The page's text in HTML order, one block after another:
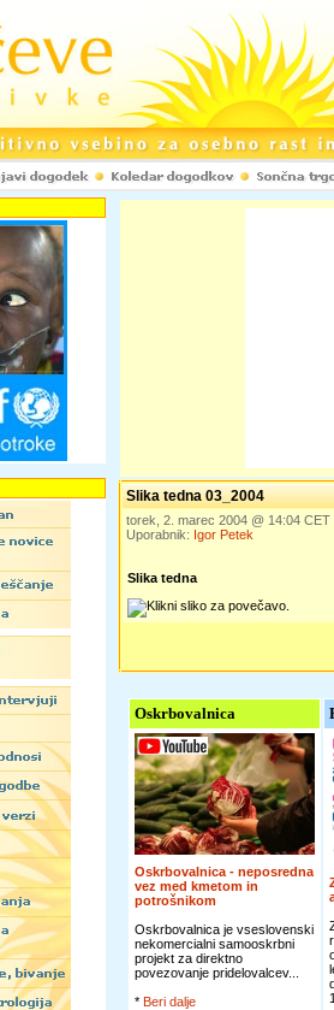
Slika tedna 03_2004
torek, 2. marec 2004 @ 14:04 CET
Uporabnik: Igor Petek
Slika tedna
Oskrbovalnica
Oskrbovalnica - neposredna
vez med kmetom in
potrošnikom
Oskrbovalnica je vseslovenski
nekomercialni samooskrbni
projekt za direktno
povezovanje pridelovalcev...
* Beri dalje